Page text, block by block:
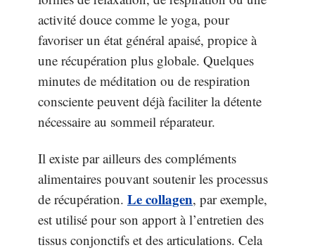
activité douce comme le yoga, pour
favoriser un état général apaisé, propice à
une récupération plus globale. Quelques
minutes de méditation ou de respiration
consciente peuvent déjà faciliter la détente
nécessaire au sommeil réparateur.
Il existe par ailleurs des compléments
alimentaires pouvant soutenir les processus
de récupération. Le collagen, par exemple,
est utilisé pour son apport à l’entretien des
tissus conjonctifs et des articulations. Cela